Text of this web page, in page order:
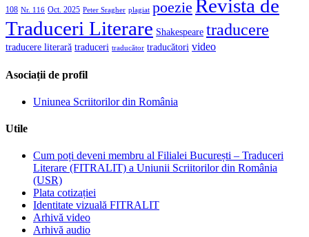
108 Nr. 116 Oct. 2025 Peter Sragher plagiat poezie Revista de
Traduceri Literare Shakespeare traducere
traducere literară traduceri traducător traducători video
Asociații de profil
Uniunea Scriitorilor din România
Utile
Cum poți deveni membru al Filialei București – Traduceri
Literare (FITRALIT) a Uniunii Scriitorilor din România
(USR)
Plata cotizației
Identitate vizuală FITRALIT
Arhivă video
Arhivă audio